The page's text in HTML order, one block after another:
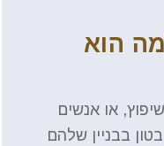
הוא
או אנשים
בבניין שלהם